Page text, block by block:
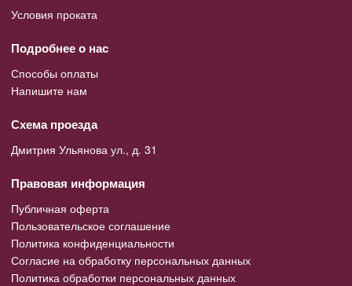
Условия проката
Подробнее о нас
Способы оплаты
Напишите нам
Схема проезда
Дмитрия Ульянова ул., д. 31
Правовая информация
Публичная оферта
Пользовательское соглашение
Политика конфиденциальности
Согласие на обработку персональных данных
Политика обработки персональных данных